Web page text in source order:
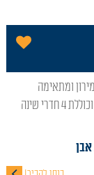
לקבוצות של עד 15 איש. היחידה מרווחת, נקיה וממוזגת וכוללת 4 חדרי שינה